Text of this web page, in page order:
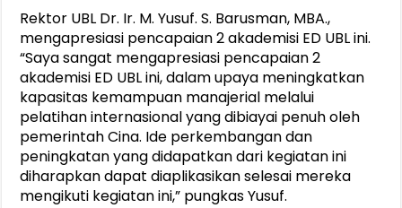
Rektor UBL Dr. Ir. M. Yusuf. S. Barusman, MBA.,
mengapresiasi pencapaian 2 akademisi ED UBL ini.
“Saya sangat mengapresiasi pencapaian 2
akademisi ED UBL ini, dalam upaya meningkatkan
kapasitas kemampuan manajerial melalui
pelatihan internasional yang dibiayai penuh oleh
pemerintah Cina. Ide perkembangan dan
peningkatan yang didapatkan dari kegiatan ini
diharapkan dapat diaplikasikan selesai mereka
mengikuti kegiatan ini,” pungkas Yusuf.